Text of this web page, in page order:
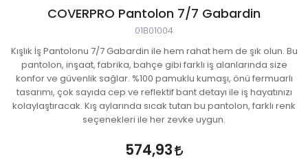
COVERPRO Pantolon 7/7 Gabardin
01B01004
Kışlık İş Pantolonu 7/7 Gabardin ile hem rahat hem de şık olun. Bu
pantolon, inşaat, fabrika, bahçe gibi farklı iş alanlarında size
konfor ve güvenlik sağlar. %100 pamuklu kumaşı, önü fermuarlı
tasarımı, çok sayıda cep ve reflektif bant detayı ile iş hayatınızı
kolaylaştıracak. Kış aylarında sıcak tutan bu pantolon, farklı renk
seçenekleri ile her zevke uygun.
574,93